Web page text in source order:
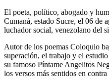
El poeta, político, abogado y
Cumaná, estado Sucre, el 06 de
luchador social, venezolano del
Autor de los poemas Coloquio
superación, el trabajo y el
su famoso Píntame Angelitos
los versos más sentidos en